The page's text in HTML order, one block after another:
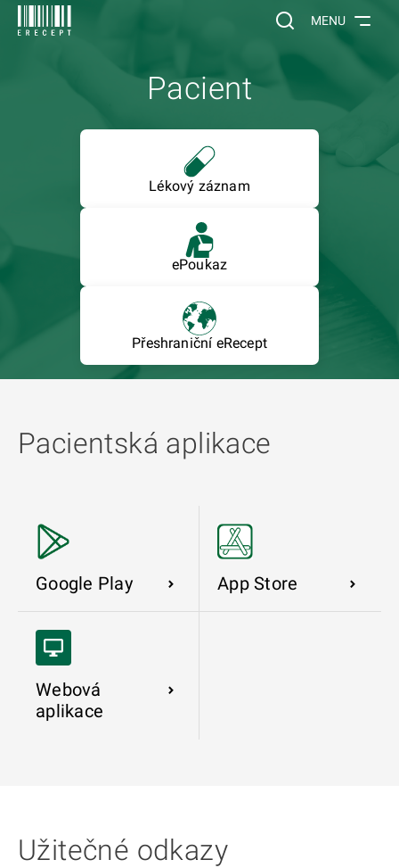
Vyhledávání na
MENU
Pacient
Lékový záznam
ePoukaz
Přeshraniční eRecept
Pacientská aplikace
Google Play App Store
Webová
aplikace
Užitečné odkazy